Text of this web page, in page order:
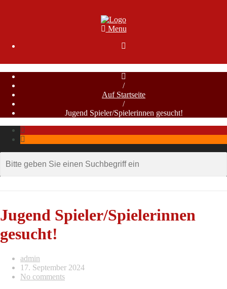
Menu

/
Auf Startseite
/
Jugend Spieler/Spielerinnen gesucht!
Jugend Spieler/Spielerinnen
gesucht!
admin
17. September 2024
No comments